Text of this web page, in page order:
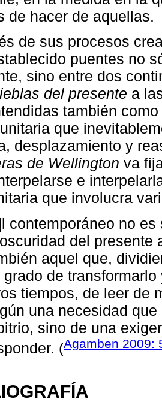
de hacer de aquellas.
de sus procesos
puentes no
sino entre dos
del presente a
también
que
desplazamiento y
de Wellington va
e
que involucra
contemporáneo no
del presente
aquel que,
grado de
tiempos, de leer de
una necesidad
sino de una
(Agamben 2009: